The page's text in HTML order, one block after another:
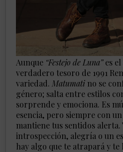
Aunque “Festejo de Luna”es el
verdadero tesoro de 1991
variedad. Matumati no se
género; salta entre estilos
sorprende y emociona. Es
esencia, pero siempre con
mantiene tus sentidos alerta.
introspección, alegría o un
hay algo que te atrapará y